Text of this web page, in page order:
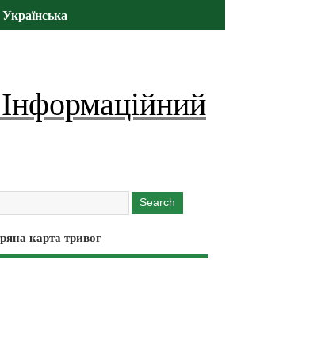
Українська
карта тривог